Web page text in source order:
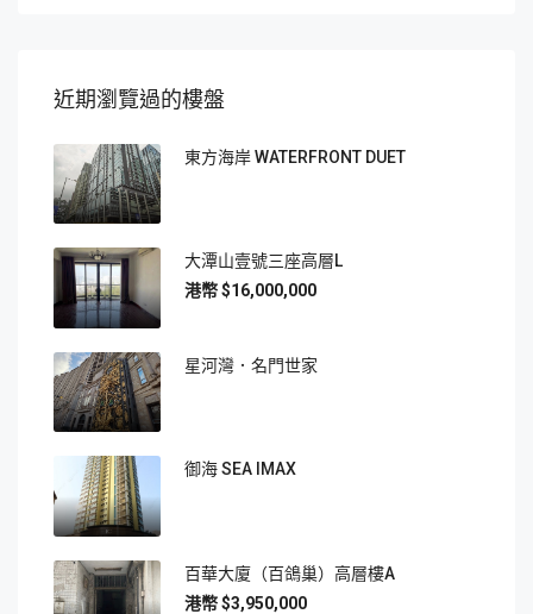
近期瀏覽過的樓盤
東方海岸 WATERFRONT DUET
大潭山壹號三座高層L
$16,000,000
星河灣．名門世家
御海 SEA IMAX
百華大廈（百鴿巢）高層樓A
$3,950,000